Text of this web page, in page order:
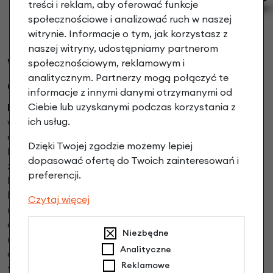
W jakich rozmiarach są
dostępne rowery Early Rider?
Rowery dla dzieci Early Rideroferowane są w wielu
wariantach rozmiarowych, dlatego można je
dopasować do różnych etapów rozwoju dziecka.
Producent przygotował modele od 14 do 24 cali, co
zapewnia płynne przechodzenie między kolejnymi
kategoriami wiekowymi. Dzięki temu dzieci mogą
korzystać z rowerów tej samej marki przez kilka lat, a
rodzice zyskują pewność, że konstrukcje będą
odpowiednie do wzrostu i możliwości pociechy. Każdy
rozmiar różni się nie tylko wielkością kół, lecz także
charakterystyką jazdy i zastosowanymi rozwiązaniami
technicznymi. Warto przyjrzeć się bliżej poszczególnym
treści i reklam, aby oferować funkcje
społecznościowe i analizować ruch w naszej
witrynie. Informacje o tym, jak korzystasz z
naszej witryny, udostępniamy partnerom
społecznościowym, reklamowym i
analitycznym. Partnerzy mogą połączyć te
informacje z innymi danymi otrzymanymi od
Ciebie lub uzyskanymi podczas korzystania z
ich usług.
Dzięki Twojej zgodzie możemy lepiej
dopasować ofertę do Twoich zainteresowań i
preferencji.
Czytaj więcej
Niezbędne
Analityczne
Reklamowe